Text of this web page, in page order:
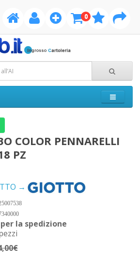
0
COLOR PENNARELLI
PZ
→
la spedizione